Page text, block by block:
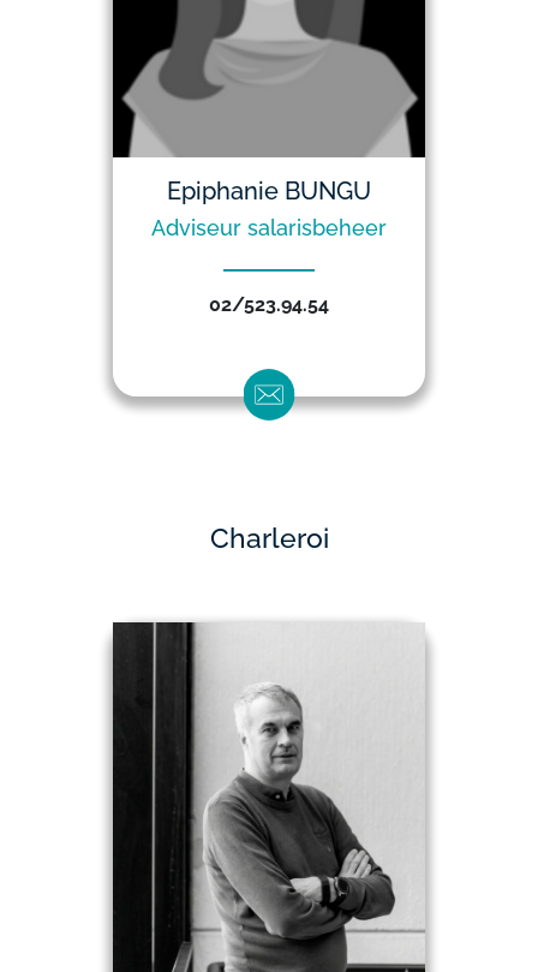
Epiphanie BUNGU
Adviseur salarisbeheer
02/523.94.54
Charleroi